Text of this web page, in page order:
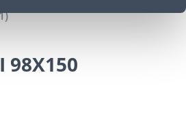
98X150